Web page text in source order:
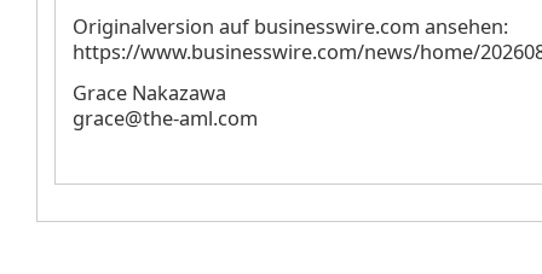
Originalversion auf businesswire.com ansehen:
https://www.businesswire.com/news/home/
Grace Nakazawa
grace@the-aml.com